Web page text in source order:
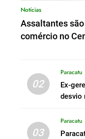
Notícias
Assaltantes
comércio no
02
Paracatu
Ex-
desvio
03
Paracatu